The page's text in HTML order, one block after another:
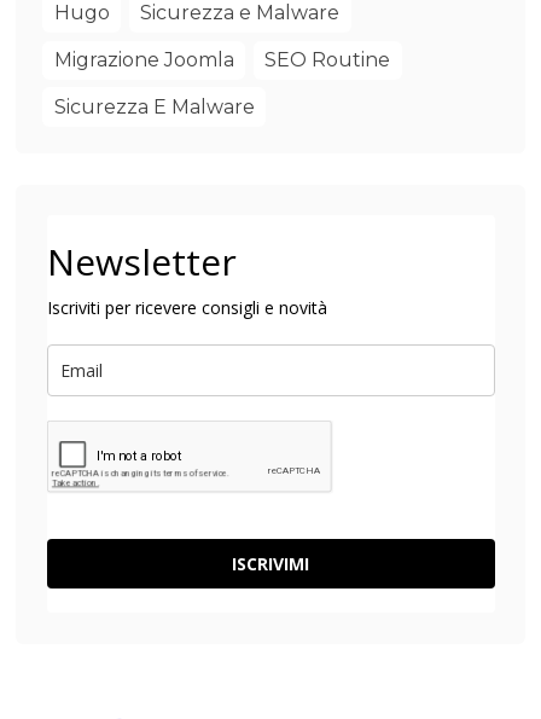
Hugo Sicurezza e Malware
Migrazione Joomla SEO Routine
Sicurezza E Malware
Newsletter
Iscriviti per ricevere consigli e novità
ISCRIVIMI